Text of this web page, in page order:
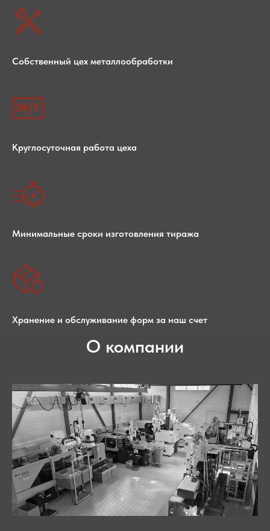
Собственный цех металлообработки
Круглосуточная работа цеха
Минимальные сроки изготовления тиража
Хранение и обслуживание форм за наш счет
О компании